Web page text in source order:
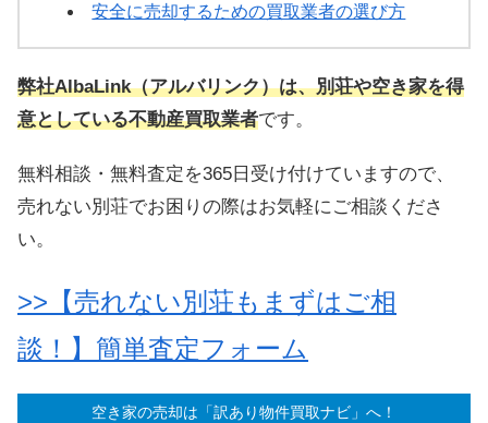
安全に売却するための買取業者の選び方
弊社AlbaLink（アルバリンク）は、別荘や空き家を得
意としている不動産買取業者です。
無料相談・無料査定を365日受け付けていますので、
売れない別荘でお困りの際はお気軽にご相談くださ
い。
>>【売れない別荘もまずはご相
談！】簡単査定フォーム
空き家の売却は「訳あり物件買取ナビ」へ！